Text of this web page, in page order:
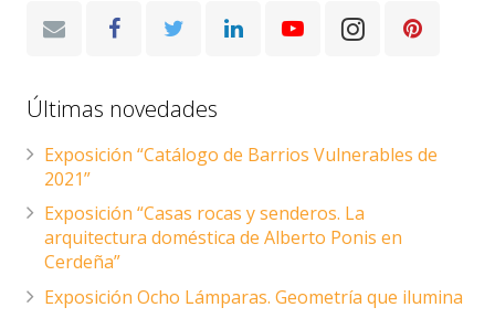
Últimas novedades
Exposición “Catálogo de Barrios Vulnerables de
2021”
Exposición “Casas rocas y senderos. La
arquitectura doméstica de Alberto Ponis en
Cerdeña”
Exposición Ocho Lámparas. Geometría que ilumina